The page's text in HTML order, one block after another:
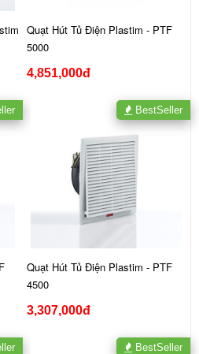
Quạt Hút Tủ Điện Plastim - PTF
5000
4,851,000đ
Quạt Hút Tủ Điện Plastim - PTF
4500
3,307,000đ
BestSeller
BestSeller